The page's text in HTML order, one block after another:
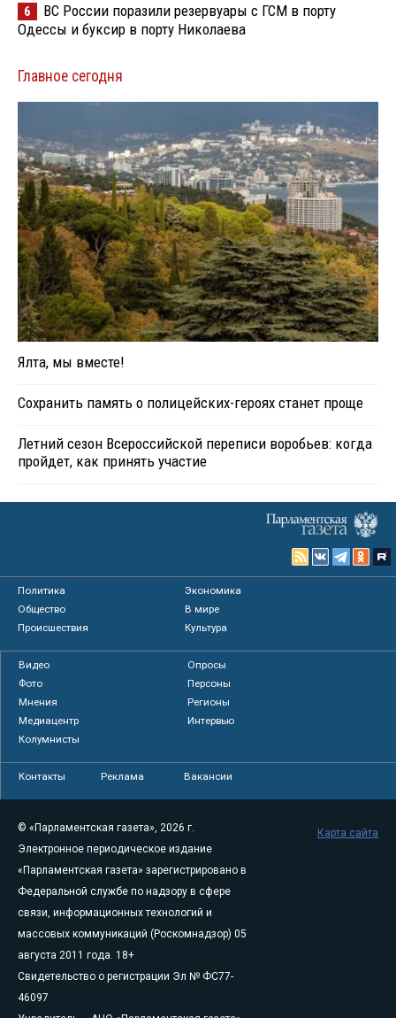
6
ВС России поразили резервуары с ГСМ в порту
Одессы и буксир в порту Николаева
Главное сегодня
Ялта, мы вместе!
Сохранить память о полицейских-героях станет проще
Летний сезон Всероссийской переписи воробьев: когда
пройдет, как принять участие
Политика
Экономика
Общество
В мире
Происшествия
Культура
Видео
Опросы
Фото
Персоны
Мнения
Регионы
Медиацентр
Интервью
Колумнисты
Контакты Реклама Вакансии
© «Парламентская газета», 2026 г.
Электронное периодическое издание
«Парламентская газета» зарегистрировано в
Федеральной службе по надзору в сфере
связи, информационных технологий и
массовых коммуникаций (Роскомнадзор) 05
августа 2011 года. 18+
Свидетельство о регистрации Эл № ФС77-
46097
Карта сайта